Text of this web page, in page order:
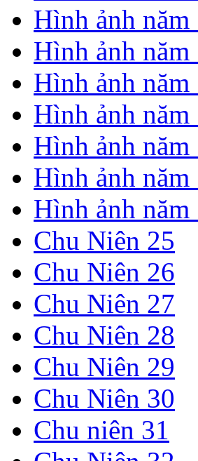
Hình ảnh
Hình ảnh
Hình ảnh
Hình ảnh
Hình ảnh
Hình ảnh
Hình ảnh
Chu Niên 25
Chu Niên 26
Chu Niên 27
Chu Niên 28
Chu Niên 29
Chu Niên 30
Chu niên 31